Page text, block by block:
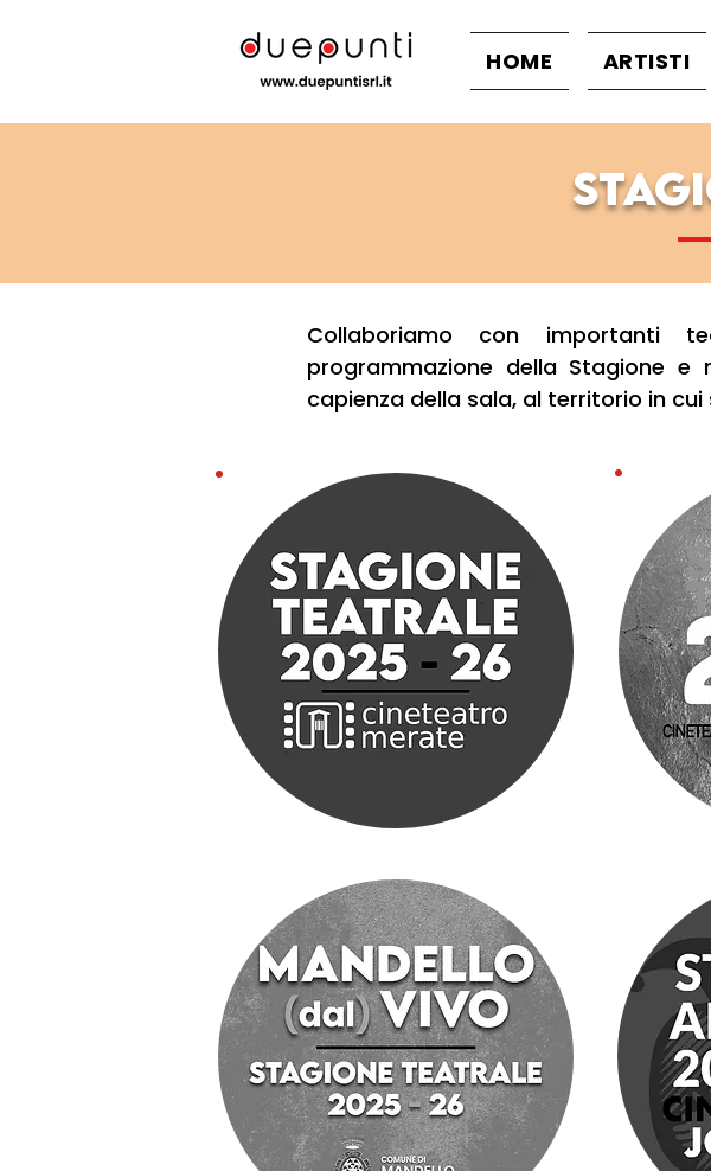
HOME ARTISTI
Collaboriamo con importanti
programmazione della Stagione e
capienza della sala, al territorio in